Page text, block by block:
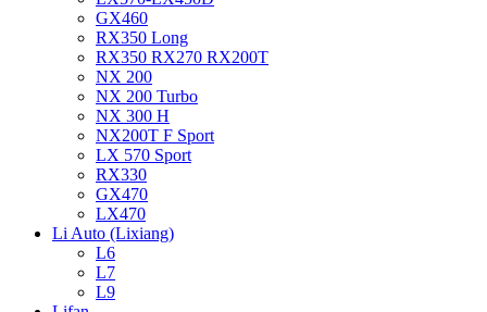
GX460
RX350 Long
RX350 RX270 RX200T
NX 200
NX 200 Turbo
NX 300 H
NX200T F Sport
LX 570 Sport
RX330
GX470
LX470
Li Auto (Lixiang)
L6
L7
L9